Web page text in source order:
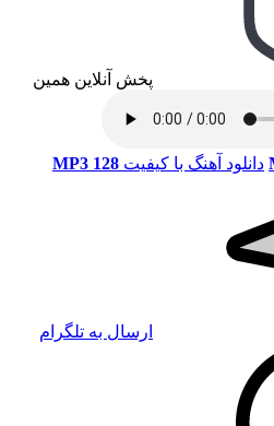
پخش آنلاین همین
دانلود آهنگ با کیفیت MP3 128
ارسال به تلگرام